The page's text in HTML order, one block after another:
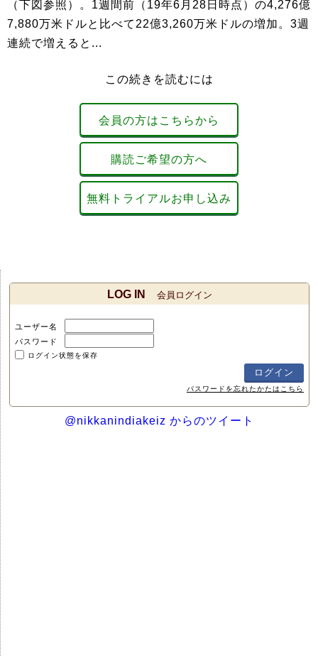
（下図参照）。1週間前（19年6月28日時点）の4,276億
7,880万米ドルと比べて22億3,260万米ドルの増加。3週
連続で増えると...
この続きを読むには
会員の方はこちらから
購読ご希望の方へ
無料トライアルお申し込み
LOG IN 会員ログイン
ユーザー名
パスワード
ログイン状態を保存
パスワードを忘れたかたはこちら
@nikkanindiakeiz からのツイート